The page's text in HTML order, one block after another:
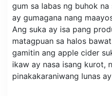
gum sa labas ng buhok
ay gumagana nang
Ang suka ay isa pang
matagpuan sa halos
gamitin ang apple cider
ikaw ay nasa isang kurot,
pinakakaraniwang lunas